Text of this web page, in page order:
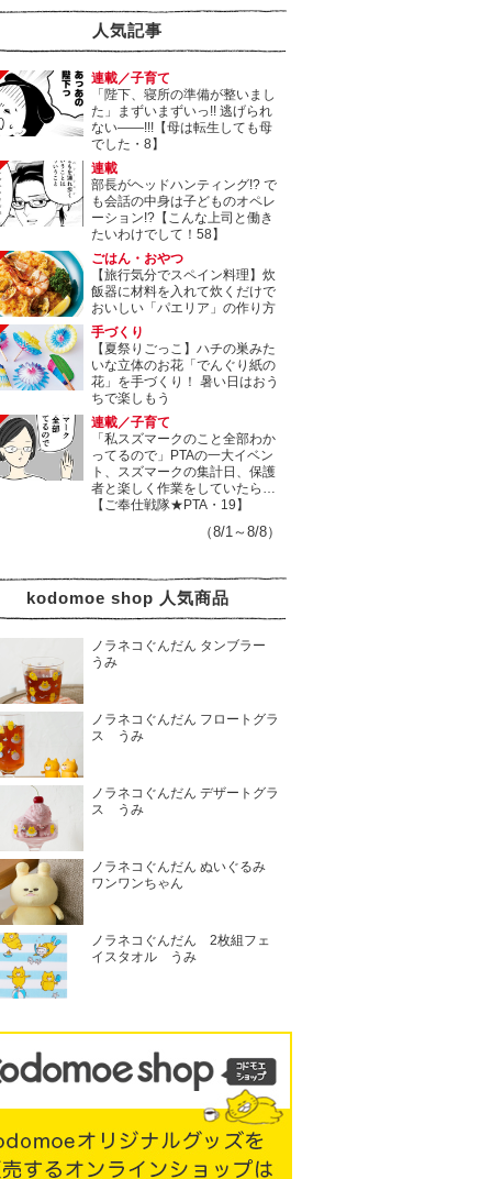
人気記事
連載／子育て
「陛下、寝所の準備が整いまし
た」まずいまずいっ!! 逃げられ
ない――!!!【母は転生しても母
でした・8】
連載
部長がヘッドハンティング!? で
も会話の中身は子どものオペレ
ーション!?【こんな上司と働き
たいわけでして！58】
ごはん・おやつ
【旅行気分でスペイン料理】炊
飯器に材料を入れて炊くだけで
おいしい「パエリア」の作り方
手づくり
【夏祭りごっこ】ハチの巣みた
いな立体のお花「でんぐり紙の
花」を手づくり！ 暑い日はおう
ちで楽しもう
連載／子育て
「私スズマークのこと全部わか
ってるので」PTAの一大イベン
ト、スズマークの集計日、保護
者と楽しく作業をしていたら…
【ご奉仕戦隊★PTA・19】
（8/1～8/8）
kodomoe shop 人気商品
ノラネコぐんだん タンブラー
うみ
ノラネコぐんだん フロートグラ
ス うみ
ノラネコぐんだん デザートグラ
ス うみ
ノラネコぐんだん ぬいぐるみ
ワンワンちゃん
ノラネコぐんだん 2枚組フェ
イスタオル うみ